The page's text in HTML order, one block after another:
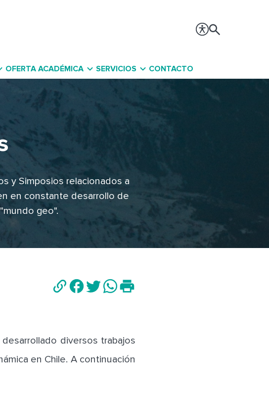
OFERTA ACADÉMICA SERVICIOS CONTACTO
y Simposios relacionados a
en constante desarrollo de
geo".
diversos trabajos
en Chile. A continuación